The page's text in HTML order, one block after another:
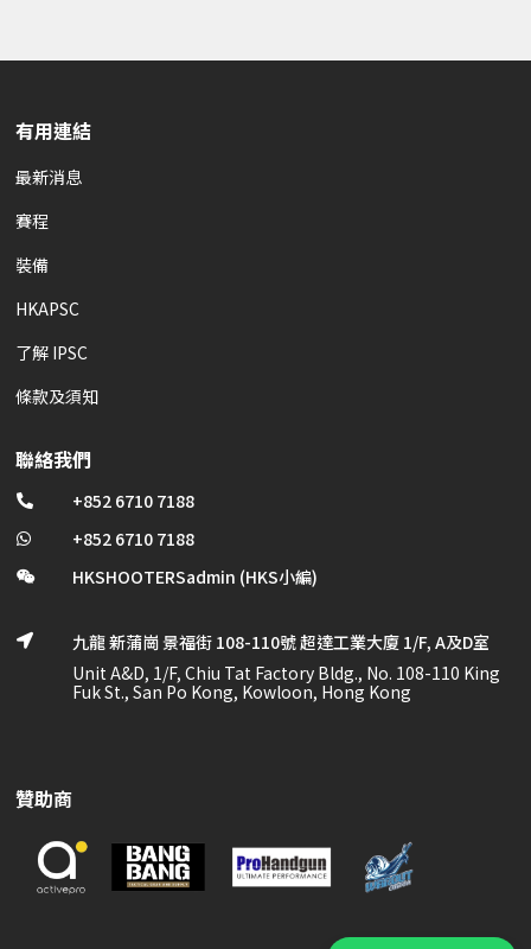
有用連結
最新消息
賽程
裝備
HKAPSC
了解 IPSC
條款及須知
聯絡我們
 +852 6710 7188
 +852 6710 7188
 HKSHOOTERSadmin (HKS小編)

九龍 新蒲崗 景福街 108-110號 超達工業大廈 1/F, A及D室
Unit A&D, 1/F, Chiu Tat Factory Bldg., No. 108-110 King
Fuk St., San Po Kong, Kowloon, Hong Kong
贊助商